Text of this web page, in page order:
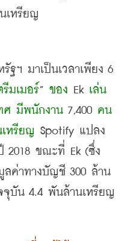
เหรียญ
ฐฯ มาเป็นเวลาเพียง
รีมเมอร์” ของ Ek เล่น
ศ มีพนักงาน 7,400 คน
หรียญ Spotify แปลง
2018 ขณะที่ Ek (ซึ่ง
ลค่าทางบัญชี 300 ล้าน
จุบัน 4.4 พันล้านเหรียญ